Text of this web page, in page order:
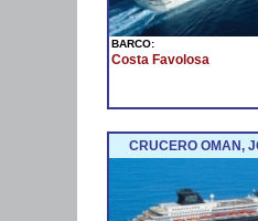
BARCO:
Costa Favolosa
CRUCERO OMAN,